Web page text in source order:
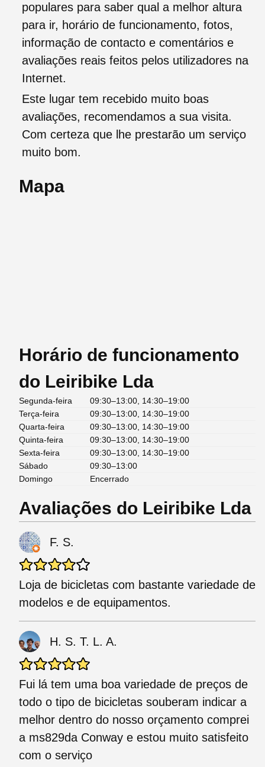
populares para saber qual a melhor altura
para ir, horário de funcionamento, fotos,
informação de contacto e comentários e
avaliações reais feitos pelos utilizadores na
Internet.
Este lugar tem recebido muito boas
avaliações, recomendamos a sua visita.
Com certeza que lhe prestarão um serviço
muito bom.
Mapa
Horário de funcionamento
do Leiribike Lda
Segunda-feira
09:30–13:00, 14:30–19:00
Terça-feira
09:30–13:00, 14:30–19:00
Quarta-feira
09:30–13:00, 14:30–19:00
Quinta-feira
09:30–13:00, 14:30–19:00
Sexta-feira
09:30–13:00, 14:30–19:00
Sábado
09:30–13:00
Domingo
Encerrado
Avaliações do Leiribike Lda
F. S.
Loja de bicicletas com bastante variedade de
modelos e de equipamentos.
H. S. T. L. A.
Fui lá tem uma boa variedade de preços de
todo o tipo de bicicletas souberam indicar a
melhor dentro do nosso orçamento comprei
a ms829da Conway e estou muito satisfeito
com o serviço